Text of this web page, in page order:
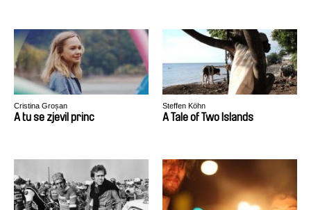
Cristina Groșan
A tu se zjevil princ
Steffen Köhn
A Tale of Two Islands